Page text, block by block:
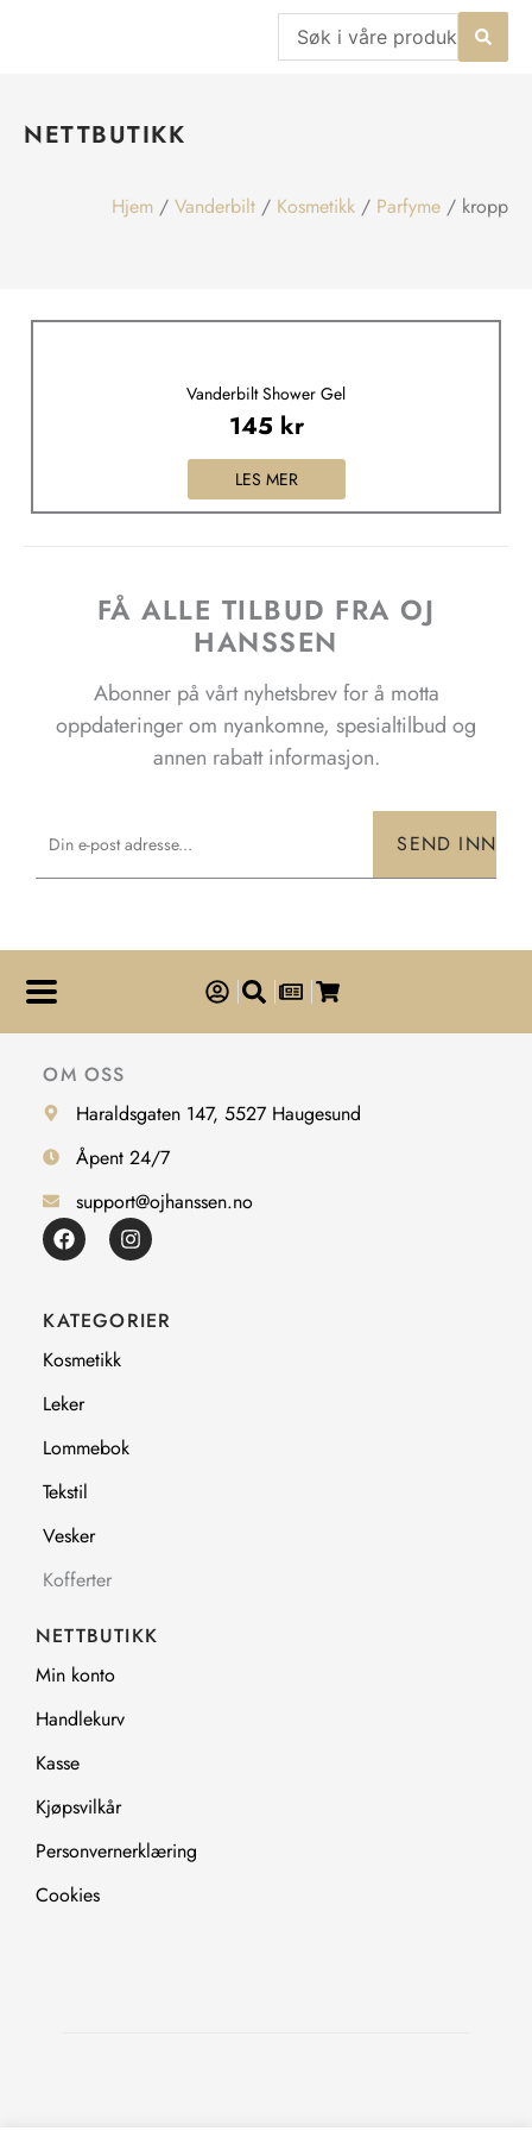
Search
...
NETTBUTIKK
Hjem / Vanderbilt / Kosmetikk / Parfyme / kropp
Vanderbilt Shower Gel
145 kr
LES MER
FÅ ALLE TILBUD FRA OJ
HANSSEN
Abonner på vårt nyhetsbrev for å motta
oppdateringer om nyankomne, spesialtilbud og
annen rabatt informasjon.
SEND INN
OM OSS
Haraldsgaten 147, 5527 Haugesund
Åpent 24/7
support@ojhanssen.no
F
a
c
b
o
o
k
I
n
s
a
g
KATEGORIER
Kosmetikk
Leker
Lommebok
Tekstil
Vesker
Kofferter
NETTBUTIKK
Min konto
Handlekurv
Kasse
Kjøpsvilkår
Personvernerklæring
Cookies